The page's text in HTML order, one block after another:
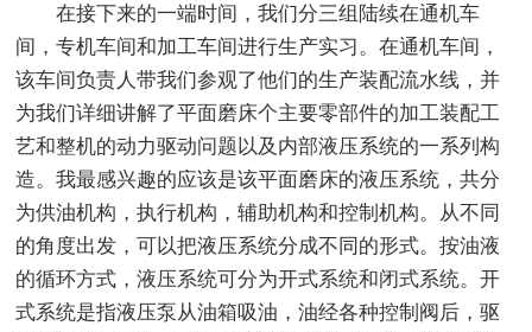
在接下来的一端时间，我们分三组陆续在通机车
间，专机车间和加工车间进行生产实习。在通机车间，
该车间负责人带我们参观了他们的生产装配流水线，并
为我们详细讲解了平面磨床个主要零部件的加工装配工
艺和整机的动力驱动问题以及内部液压系统的一系列构
造。我最感兴趣的应该是该平面磨床的液压系统，共分
为供油机构，执行机构，辅助机构和控制机构。从不同
的角度出发，可以把液压系统分成不同的形式。按油液
的循环方式，液压系统可分为开式系统和闭式系统。开
式系统是指液压泵从油箱吸油，油经各种控制阀后，驱